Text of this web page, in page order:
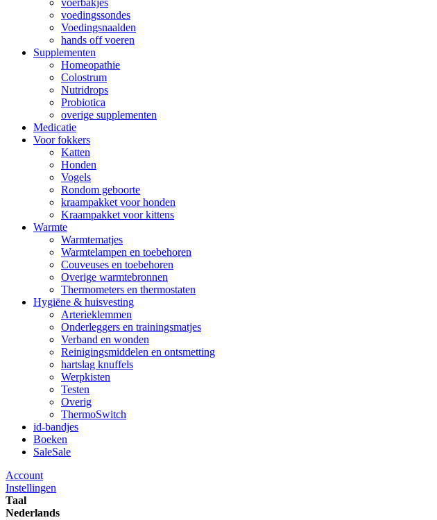
voerbakjes
voedingssondes
Voedingsnaalden
hands off voeren
Supplementen
Homeopathie
Colostrum
Nutridrops
Probiotica
overige supplementen
Medicatie
Voor fokkers
Katten
Honden
Vogels
Rondom geboorte
kraampakket voor honden
Kraampakket voor kittens
Warmte
Warmtematjes
Warmtelampen en toebehoren
Couveuses en toebehoren
Overige warmtebronnen
Thermometers en thermostaten
Hygiëne & huisvesting
Arterieklemmen
Onderleggers en trainingsmatjes
Verband en wonden
Reinigingsmiddelen en ontsmetting
hartslag knuffels
Werpkisten
Testen
Overig
ThermoSwitch
id-bandjes
Boeken
SaleSale
Account
Instellingen
Taal
Nederlands